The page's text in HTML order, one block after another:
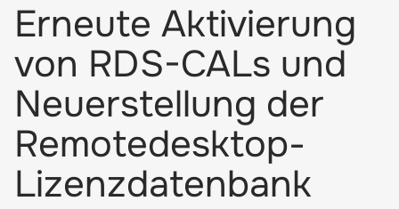
Erneute Aktivierung
von RDS-CALs und
Neuerstellung der
Remotedesktop-
Lizenzdatenbank